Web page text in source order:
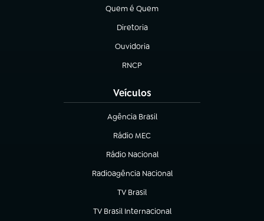
Quem é Quem
(abre em nova aba)
Diretoria
(abre em nova aba)
Ouvidoria
(abre em nova aba)
RNCP
(abre em nova aba)
Veículos
Agência Brasil
(abre em nova aba)
Rádio MEC
Rádio Nacional
(abre em nova aba)
Radioagência Nacional
(abre em nova aba)
TV Brasil
(abre em nova aba)
TV Brasil Internacional
(abre em nova aba)